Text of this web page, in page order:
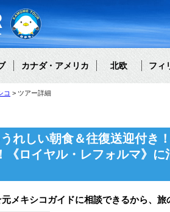
カナダ・アメリカ 北欧 フィ
コ ツアー詳細
うれしい朝食＆往復送迎付
《ロイヤル・レフォルマ》
キシコガイドに相談できるから、旅